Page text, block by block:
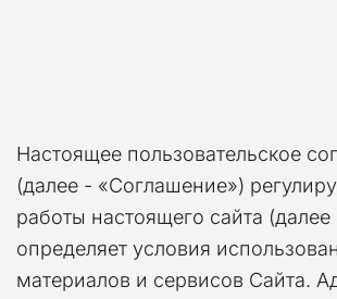
Настоящее пользовательское
(далее - «Соглашение»)
работы настоящего сайта
определяет условия
материалов и сервисов Сайта.